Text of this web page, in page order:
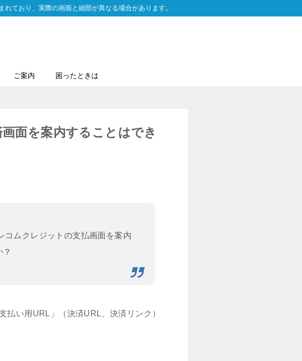
ており、実際の画面と細部が異なる場合があります。
ご案内 困ったときは
面を案内することはでき
コムクレジットの支払画面を案内
払い用URL」（決済URL、決済リンク）